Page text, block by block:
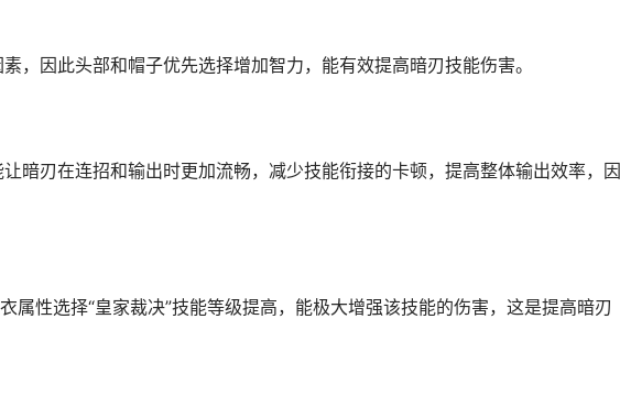
，因此头部和帽子优先选择增加智力，能有效提高暗刃技能伤害。
暗刃在连招和输出时更加流畅，减少技能衔接的卡顿，提高整体输出效率，因
属性选择“皇家裁决”技能等级提高，能极大增强该技能的伤害，这是提高暗刃